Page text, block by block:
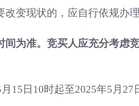
变现状的，应自行依规办
为准。竞买人应充分考虑
月 15 日 10时起至2025年5月 27